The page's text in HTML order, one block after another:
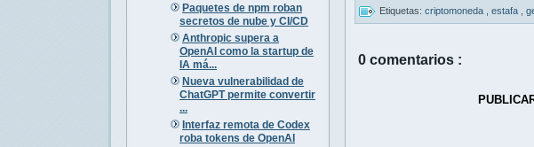
Paquetes de npm roban
secretos de nube y CI/CD
Anthropic supera a
OpenAI como la startup de
IA má...
Nueva vulnerabilidad de
ChatGPT permite convertir
...
Interfaz remota de Codex
roba tokens de OpenAI
Etiquetas: criptomoneda estafa
0 comentarios :